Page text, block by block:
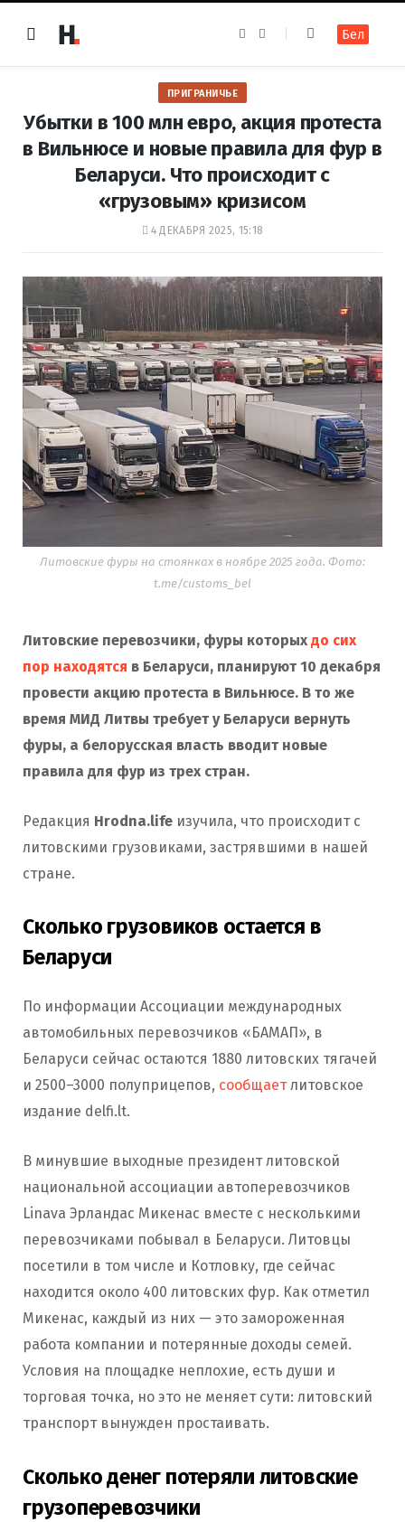
e
b
o
k
t
a
m
Бел
ПРИГРАНИЧЬЕ
Убытки в 100 млн евро, акция протеста
в Вильнюсе и новые правила для фур в
Беларуси. Что происходит с
«грузовым» кризисом
4 ДЕКАБРЯ 2025, 15:18
Литовские фуры на стоянках в ноябре 2025 года. Фото:
t.me/customs_bel
Литовские перевозчики, фуры которых до сих
пор находятся в Беларуси, планируют 10 декабря
провести акцию протеста в Вильнюсе. В то же
время МИД Литвы требует у Беларуси вернуть
фуры, а белорусская власть вводит новые
правила для фур из трех стран.
Редакция Hrodna.life изучила, что происходит с
литовскими грузовиками, застрявшими в нашей
стране.
Сколько грузовиков остается в
Беларуси
По информации Ассоциации международных
автомобильных перевозчиков «БАМАП», в
Беларуси сейчас остаются 1880 литовских тягачей
и 2500–3000 полуприцепов, сообщаетлитовское
издание delfi.lt.
В минувшие выходные президент литовской
национальной ассоциации автоперевозчиков
Linava Эрландас Микенас вместе с несколькими
перевозчиками побывал в Беларуси. Литовцы
посетили в том числе и Котловку, где сейчас
находится около 400 литовских фур. Как отметил
Микенас, каждый из них — это замороженная
работа компании и потерянные доходы семей.
Условия на площадке неплохие, есть души и
торговая точка, но это не меняет сути: литовский
транспорт вынужден простаивать.
Сколько денег потеряли литовские
грузоперевозчики